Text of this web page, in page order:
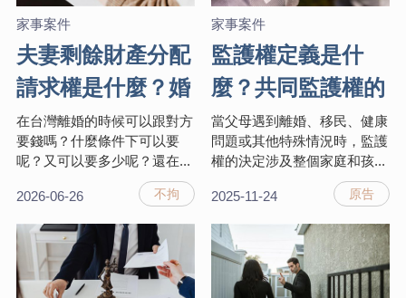
家事案件
夫妻剩餘財產分配
請求權是什麼？婚
後財產分配3制度
及處理惡意脫產方
法一次整理
在台灣離婚的時候可以跟對方
要錢嗎？什麼條件下可以要
呢？又可以要多少呢？還在...
2026-06-26 不拘
家事案件
監護權定義是什
麼？共同監護權的
缺點、改定監護權
理由與流程完整解
析
當父母遇到離婚、移民、健康
問題或其他特殊情況時，監護
權的決定涉及整個家庭和孩...
2025-11-24 原告